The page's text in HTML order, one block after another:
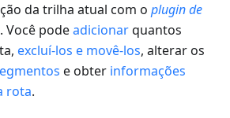
da trilha atual com o plugin de
. Você podeadicionarquantos
excluí-los e movê-los, alterar os
e obter informações
rota.